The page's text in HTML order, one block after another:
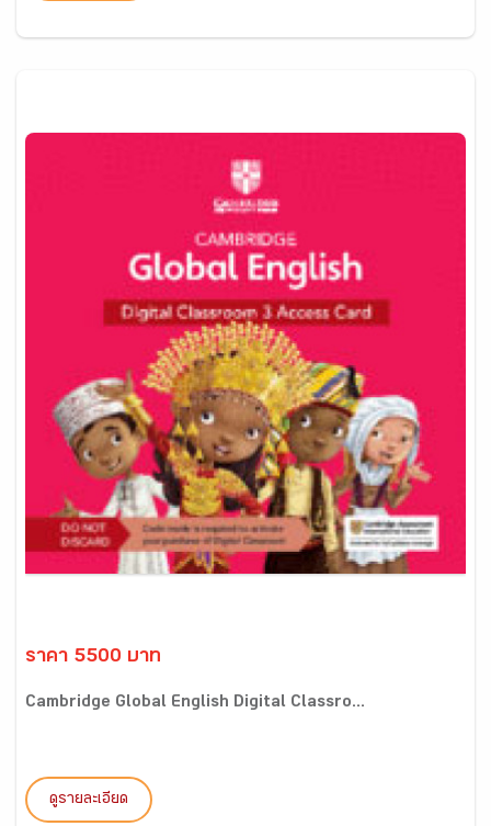
ราคา 5500 บาท
Cambridge Global English Digital Classro...
ดูรายละเอียด